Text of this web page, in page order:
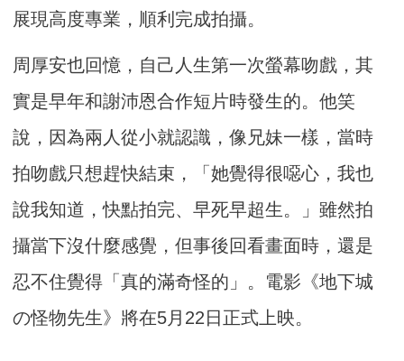
展現高度專業，順利完成拍攝。
周厚安也回憶，自己人生第一次螢幕吻戲，其
實是早年和謝沛恩合作短片時發生的。他笑
說，因為兩人從小就認識，像兄妹一樣，當時
拍吻戲只想趕快結束，「她覺得很噁心，我也
說我知道，快點拍完、早死早超生。」雖然拍
攝當下沒什麼感覺，但事後回看畫面時，還是
忍不住覺得「真的滿奇怪的」。電影《地下城
の怪物先生》將在5月22日正式上映。